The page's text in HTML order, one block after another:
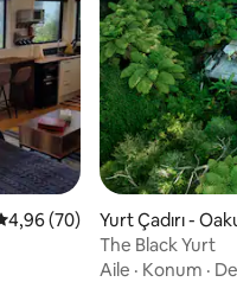
üzerinden ortalama 4,96
4,96 (70)
Yurt Çadırı -
The Black Yurt
Aile · Konum ·